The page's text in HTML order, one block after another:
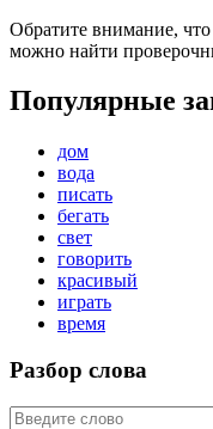
Обратите внимание,
можно найти
Популярные
дом
вода
писать
бегать
свет
говорить
красивый
играть
время
Разбор слова